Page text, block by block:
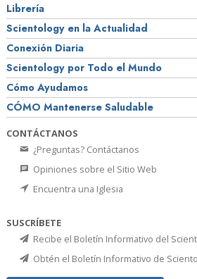
Librería
Scientology en la Actualidad
Conexión Diaria
Scientology por Todo el Mundo
Cómo Ayudamos
CÓMO Mantenerse Saludable
CONTÁCTANOS
¿Preguntas? Contáctanos
Opiniones sobre el Sitio Web
Encuentra una Iglesia
SUSCRÍBETE
Recibe el Boletín Informativo del
Obtén el Boletín Informativo de